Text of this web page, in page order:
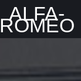
ALFA-
ROMEO